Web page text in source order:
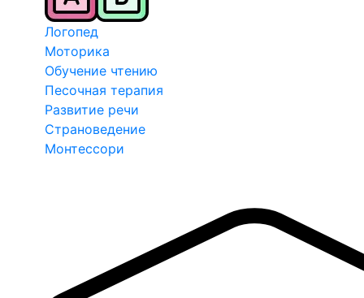
Логопед
Моторика
Обучение чтению
Песочная терапия
Развитие речи
Страноведение
Монтессори